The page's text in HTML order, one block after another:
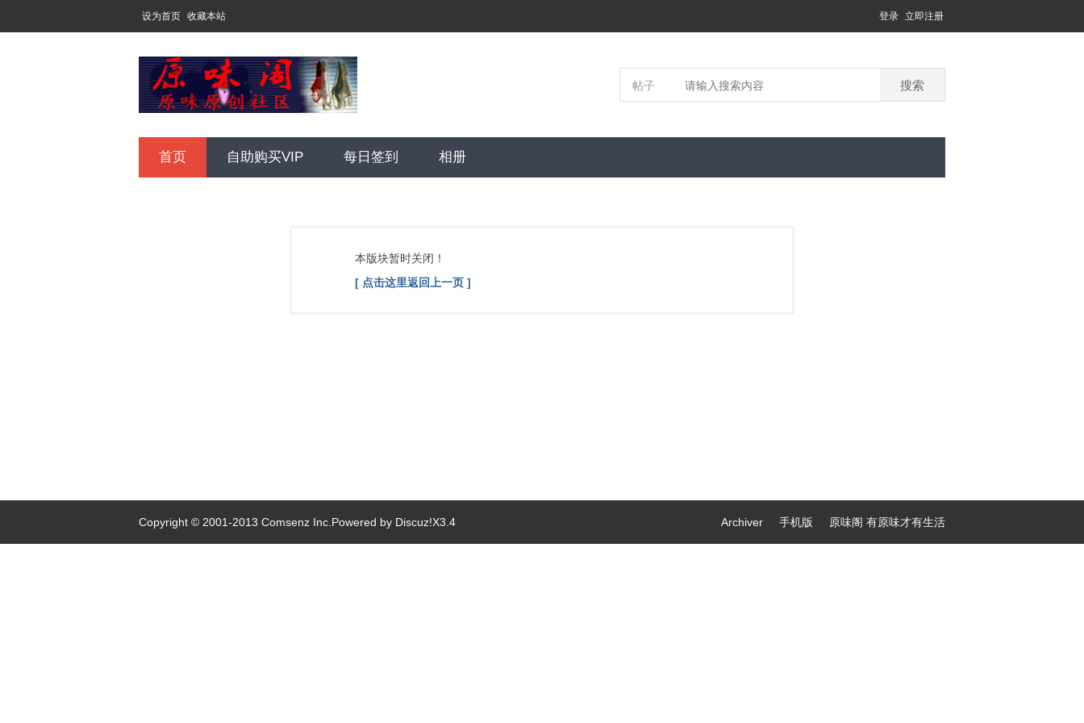
设为首页 收藏本站 登录 立即注册
帖子 搜索
首页 自助购买VIP 每日签到 相册
本版块暂时关闭！
[ 点击这里返回上一页 ]
Copyright © 2001-2013 Comsenz Inc. Powered by Discuz!X3.4 Archiver 手机版 原味阁 有原味才有生活